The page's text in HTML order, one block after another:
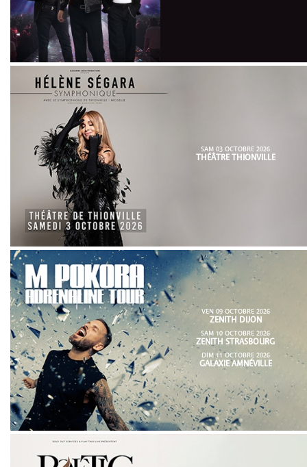
SAM 03 OCTOBRE 2026
THÉÂTRE THIONVILLE
VEN 09 OCTOBRE 2026
ZENITH DIJON
SAM 10 OCTOBRE 2026
ZENITH STRASBOURG
DIM 11 OCTOBRE 2026
GALAXIE AMNÉVILLE